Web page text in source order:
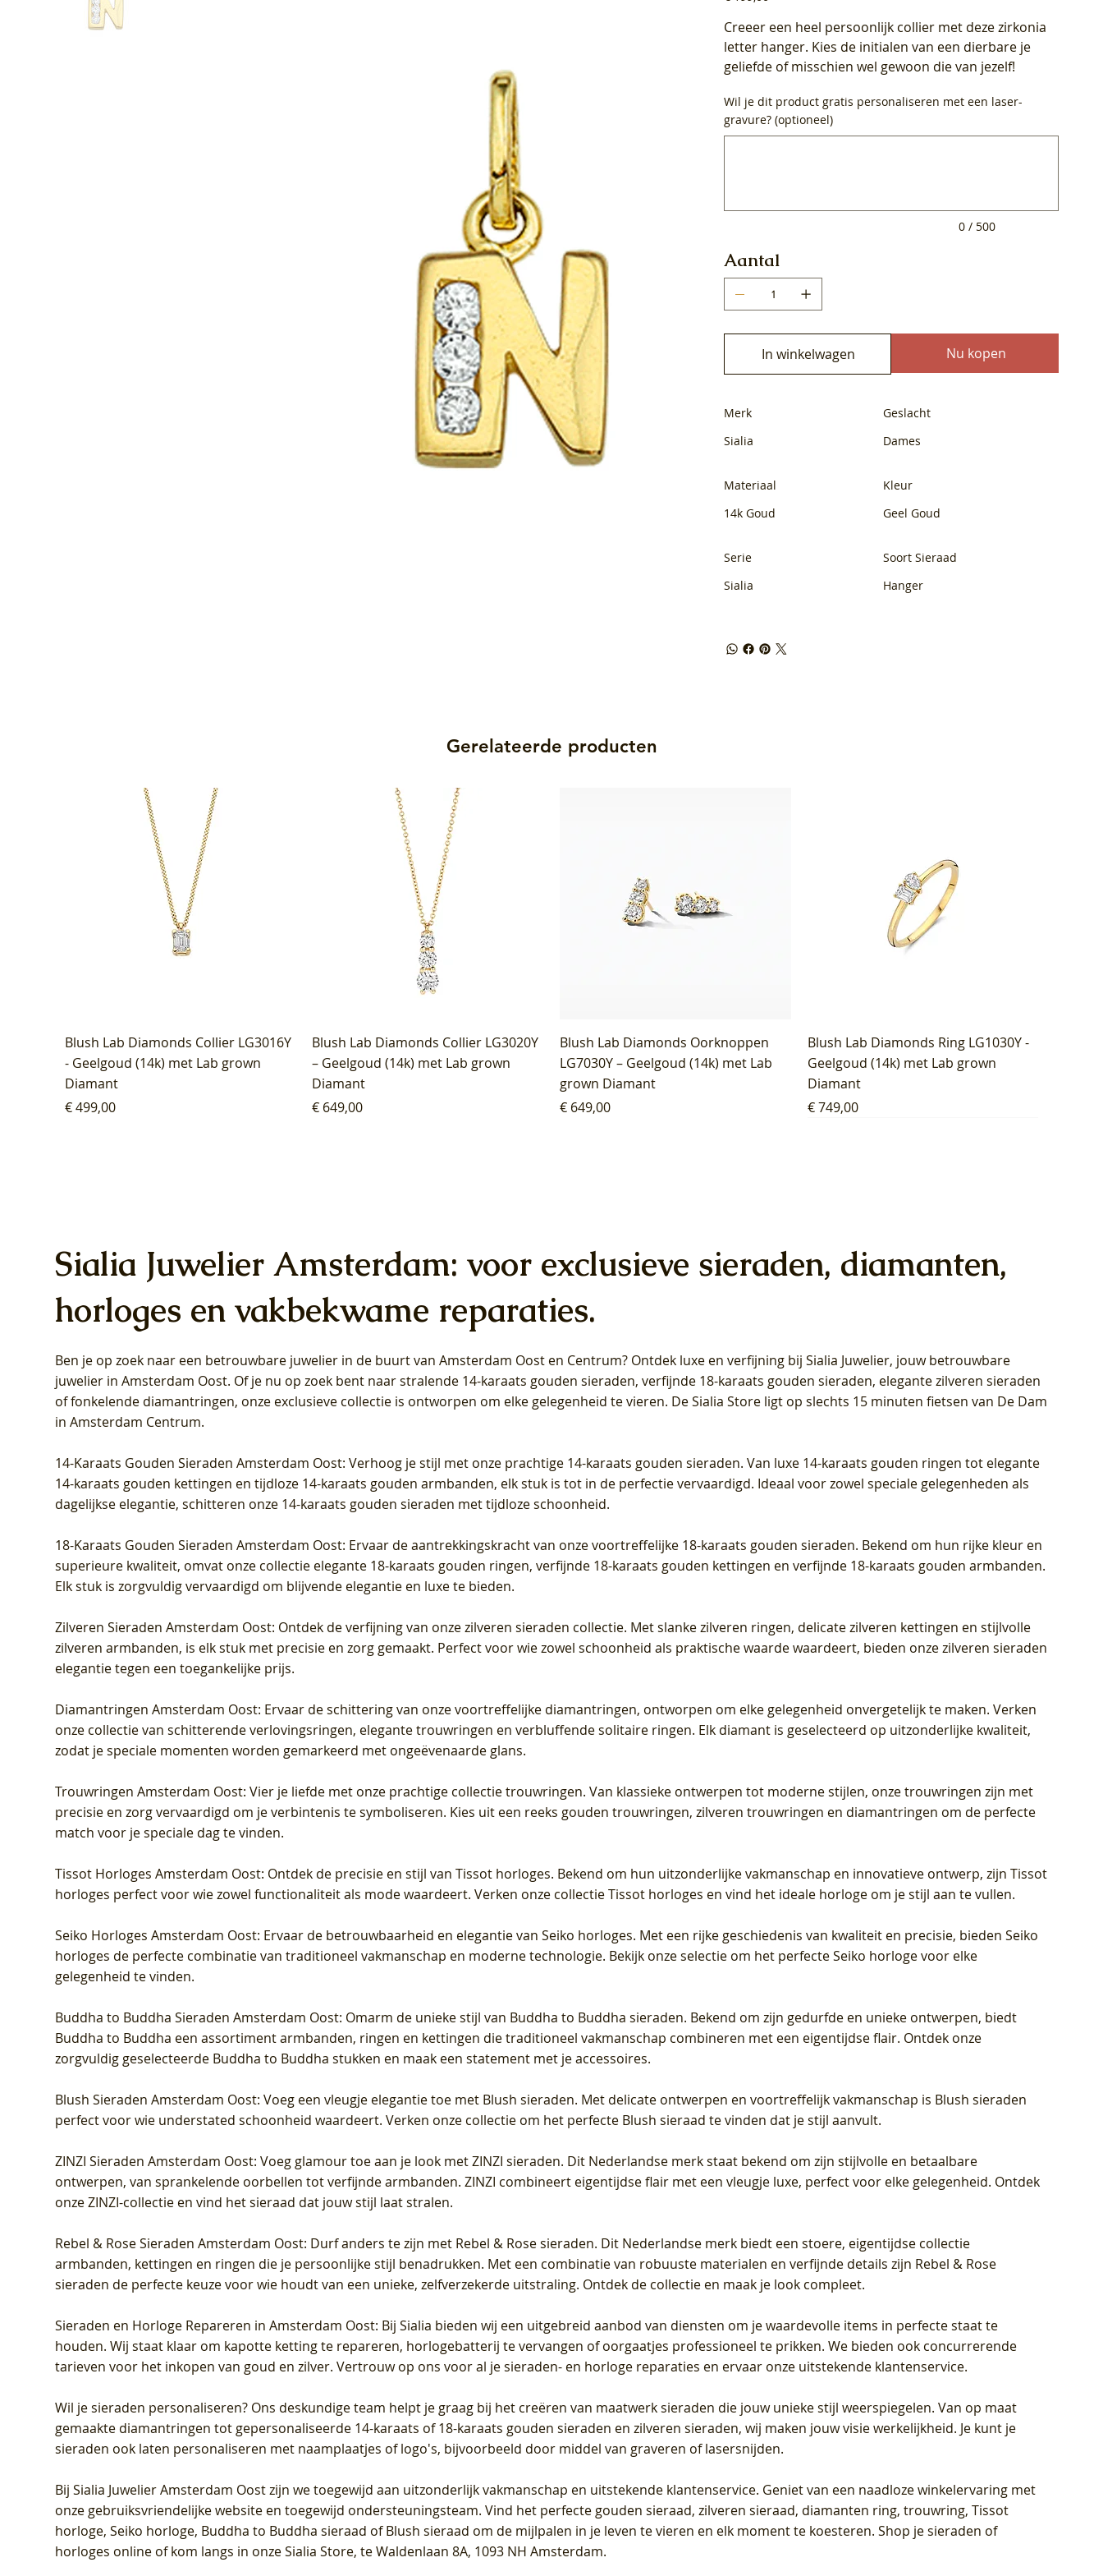
Creeer een heel persoonlijk collier met deze zirkonia
letter hanger. Kies de initialen van een dierbare je
geliefde of misschien wel gewoon die van jezelf!
Wil je dit product gratis personaliseren met een laser-
gravure? (optioneel)
0 / 500
Aantal
In winkelwagen Nu kopen
Merk
Sialia
Geslacht
Dames
Materiaal
14k Goud
Kleur
Geel Goud
Serie
Sialia
Soort Sieraad
Hanger
Gerelateerde producten
Blush Lab Diamonds Collier LG3016Y
- Geelgoud (14k) met Lab grown
Diamant
Prijs
€ 499,00
Blush Lab Diamonds Collier LG3020Y
– Geelgoud (14k) met Lab grown
Diamant
Prijs
€ 649,00
Blush Lab Diamonds Oorknoppen
LG7030Y – Geelgoud (14k) met Lab
grown Diamant
Prijs
€ 649,00
Blush Lab Diamonds Ring LG1030Y -
Geelgoud (14k) met Lab grown
Diamant
Prijs
€ 749,00
Blush Lab Diamonds Oorhangers
LG9006Y/S - Geelgoud (14k) met Lab
grown Diamant
Blush Lab Diamonds Oorhangers
LG9007Y/S - Geelgoud (14k) met Lab
grown Diamant
Blush Lab Diamonds Ring LG1028Y -
Geelgoud (14k) met Lab grown
Diamant
Blush Lab Diamonds Collier LG3014Y
- Geelgoud (14k) met Lab grown
Diamant
Blush Lab Diamonds Collier LG3019Y
– Geelgoud (14k) met Lab grown
Diamant
Blush Lab Diamonds Ring LG1042Y –
Geelgoud (14k) met Lab grown
Diamant
Blush Lab Diamonds Oorknoppen
LG7027Y - Geelgoud (14k) met Lab
grown Diamant
Blush Lab Diamonds Ring LG1029Y -
Geelgoud (14k) met Lab grown
Diamant
Blush Lab Diamonds Ring LG1031Y -
Geelgoud (14k) met Lab grown
Diamant
Blush Lab Diamonds Ring LG1044Y –
Geelgoud (14k) met Lab grown
Diamant
Blush Lab Diamonds Oorknoppen
LG7026Y - Geelgoud (14k) met Lab
grown Diamant
Blush Lab Diamonds Oorknoppen
LG7033Y – Geelgoud (14k) met Lab
grown Diamant
Sialia Juwelier Amsterdam: voor exclusieve sieraden, diamanten,
horloges en vakbekwame reparaties.
Ben je op zoek naar een betrouwbare juwelier in de buurt van Amsterdam Oost en Centrum? Ontdek luxe en verfijning bij Sialia Juwelier, jouw betrouwbare
juwelier in Amsterdam Oost. Of je nu op zoek bent naar stralende 14-karaats gouden sieraden, verfijnde 18-karaats gouden sieraden, elegante zilveren sieraden
of fonkelende diamantringen, onze exclusieve collectie is ontworpen om elke gelegenheid te vieren. De Sialia Store ligt op slechts 15 minuten fietsen van De Dam
in Amsterdam Centrum.
14-Karaats Gouden Sieraden Amsterdam Oost: Verhoog je stijl met onze prachtige 14-karaats gouden sieraden. Van luxe 14-karaats gouden ringen tot elegante
14-karaats gouden kettingen en tijdloze 14-karaats gouden armbanden, elk stuk is tot in de perfectie vervaardigd. Ideaal voor zowel speciale gelegenheden als
dagelijkse elegantie, schitteren onze 14-karaats gouden sieraden met tijdloze schoonheid.
18-Karaats Gouden Sieraden Amsterdam Oost: Ervaar de aantrekkingskracht van onze voortreffelijke 18-karaats gouden sieraden. Bekend om hun rijke kleur en
superieure kwaliteit, omvat onze collectie elegante 18-karaats gouden ringen, verfijnde 18-karaats gouden kettingen en verfijnde 18-karaats gouden armbanden.
Elk stuk is zorgvuldig vervaardigd om blijvende elegantie en luxe te bieden.
Zilveren Sieraden Amsterdam Oost: Ontdek de verfijning van onze zilveren sieraden collectie. Met slanke zilveren ringen, delicate zilveren kettingen en stijlvolle
zilveren armbanden, is elk stuk met precisie en zorg gemaakt. Perfect voor wie zowel schoonheid als praktische waarde waardeert, bieden onze zilveren sieraden
elegantie tegen een toegankelijke prijs.
Diamantringen Amsterdam Oost: Ervaar de schittering van onze voortreffelijke diamantringen, ontworpen om elke gelegenheid onvergetelijk te maken. Verken
onze collectie van schitterende verlovingsringen, elegante trouwringen en verbluffende solitaire ringen. Elk diamant is geselecteerd op uitzonderlijke kwaliteit,
zodat je speciale momenten worden gemarkeerd met ongeëvenaarde glans.
Trouwringen Amsterdam Oost: Vier je liefde met onze prachtige collectie trouwringen. Van klassieke ontwerpen tot moderne stijlen, onze trouwringen zijn met
precisie en zorg vervaardigd om je verbintenis te symboliseren. Kies uit een reeks gouden trouwringen, zilveren trouwringen en diamantringen om de perfecte
match voor je speciale dag te vinden.
Tissot Horloges Amsterdam Oost: Ontdek de precisie en stijl van Tissot horloges. Bekend om hun uitzonderlijke vakmanschap en innovatieve ontwerp, zijn Tissot
horloges perfect voor wie zowel functionaliteit als mode waardeert. Verken onze collectie Tissot horloges en vind het ideale horloge om je stijl aan te vullen.
Seiko Horloges Amsterdam Oost: Ervaar de betrouwbaarheid en elegantie van Seiko horloges. Met een rijke geschiedenis van kwaliteit en precisie, bieden Seiko
horloges de perfecte combinatie van traditioneel vakmanschap en moderne technologie. Bekijk onze selectie om het perfecte Seiko horloge voor elke
gelegenheid te vinden.
Buddha to Buddha Sieraden Amsterdam Oost: Omarm de unieke stijl van Buddha to Buddha sieraden. Bekend om zijn gedurfde en unieke ontwerpen, biedt
Buddha to Buddha een assortiment armbanden, ringen en kettingen die traditioneel vakmanschap combineren met een eigentijdse flair. Ontdek onze
zorgvuldig geselecteerde Buddha to Buddha stukken en maak een statement met je accessoires.
Blush Sieraden Amsterdam Oost: Voeg een vleugje elegantie toe met Blush sieraden. Met delicate ontwerpen en voortreffelijk vakmanschap is Blush sieraden
perfect voor wie understated schoonheid waardeert. Verken onze collectie om het perfecte Blush sieraad te vinden dat je stijl aanvult.
ZINZI Sieraden Amsterdam Oost: Voeg glamour toe aan je look met ZINZI sieraden. Dit Nederlandse merk staat bekend om zijn stijlvolle en betaalbare
ontwerpen, van sprankelende oorbellen tot verfijnde armbanden. ZINZI combineert eigentijdse flair met een vleugje luxe, perfect voor elke gelegenheid. Ontdek
onze ZINZI-collectie en vind het sieraad dat jouw stijl laat stralen.
Rebel & Rose Sieraden Amsterdam Oost: Durf anders te zijn met Rebel & Rose sieraden. Dit Nederlandse merk biedt een stoere, eigentijdse collectie
armbanden, kettingen en ringen die je persoonlijke stijl benadrukken. Met een combinatie van robuuste materialen en verfijnde details zijn Rebel & Rose
sieraden de perfecte keuze voor wie houdt van een unieke, zelfverzekerde uitstraling. Ontdek de collectie en maak je look compleet.
Sieraden en Horloge Repareren in Amsterdam Oost: Bij Sialia bieden wij een uitgebreid aanbod van diensten om je waardevolle items in perfecte staat te
houden. Wij staat klaar om kapotte ketting te repareren, horlogebatterij te vervangen of oorgaatjes professioneel te prikken. We bieden ook concurrerende
tarieven voor het inkopen van goud en zilver. Vertrouw op ons voor al je sieraden- en horloge reparaties en ervaar onze uitstekende klantenservice.
Wil je sieraden personaliseren? Ons deskundige team helpt je graag bij het creëren van maatwerk sieraden die jouw unieke stijl weerspiegelen. Van op maat
gemaakte diamantringen tot gepersonaliseerde 14-karaats of 18-karaats gouden sieraden en zilveren sieraden, wij maken jouw visie werkelijkheid. Je kunt je
sieraden ook laten personaliseren met naamplaatjes of logo's, bijvoorbeeld door middel van graveren of lasersnijden.
BijSialia Juwelier Amsterdam Oostzijn we toegewijd aan uitzonderlijk vakmanschap en uitstekende klantenservice. Geniet van een naadloze winkelervaring met
onze gebruiksvriendelijke website en toegewijd ondersteuningsteam. Vind het perfecte gouden sieraad, zilveren sieraad, diamanten ring, trouwring, Tissot
horloge, Seiko horloge, Buddha to Buddha sieraad of Blush sieraad om de mijlpalen in je leven te vieren en elk moment te koesteren. Shop je sieraden of
horloges online of kom langs in onze Sialia Store, te Waldenlaan 8A, 1093 NH Amsterdam.